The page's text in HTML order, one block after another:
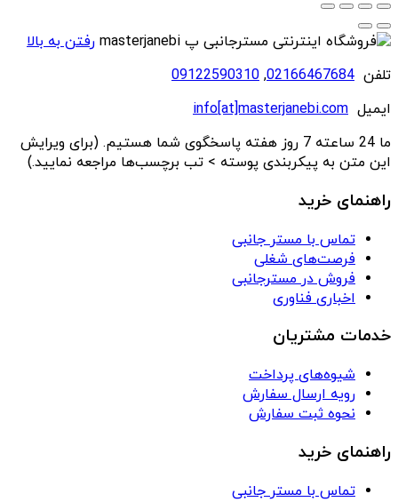
رفتن به بالا
تلفن 02166467684
,
09122590310
ایمیل info[at]masterjanebi.com
ما 24 ساعته 7 روز هفته پاسخگوی شما هستیم. (برای ویرایش
این متن به پیکربندی پوسته > تب برچسب‌ها مراجعه نمایید.)
راهنمای خرید
تماس با مستر جانبی
فرصت‌های شغلی
فروش در مسترجانبی
اخباری فناوری
خدمات مشتریان
شیوه‌های پرداخت
رویه ارسال سفارش
نحوه ثبت سفارش
راهنمای خرید
تماس با مستر جانبی